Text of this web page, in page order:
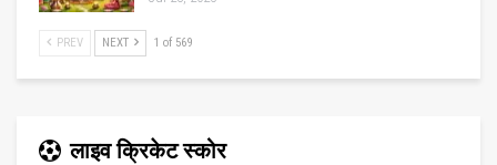
PREV NEXT 1 of 569
लाइव क्रिकेट स्कोर